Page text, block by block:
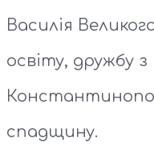
Василія
освіту, дружбу
спадщину.